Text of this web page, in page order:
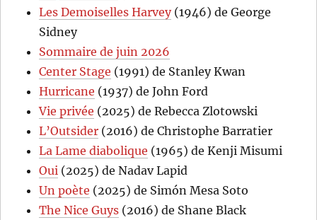
Les Demoiselles Harvey(1946) de George
Sidney
Sommaire de juin 2026
Center Stage (1991) de Stanley Kwan
Hurricane (1937) de John Ford
Vie privée (2025) de Rebecca Zlotowski
L’Outsider (2016) de Christophe Barratier
La Lame diabolique (1965) de Kenji Misumi
Oui (2025) de Nadav Lapid
Un poète (2025) de Simón Mesa Soto
The Nice Guys (2016) de Shane Black